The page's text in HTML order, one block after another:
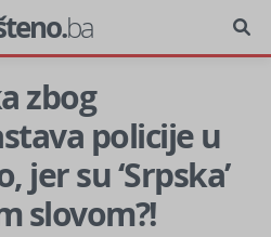
ba
zbog
policije u
jer su ‘Srpska’
slovom?!